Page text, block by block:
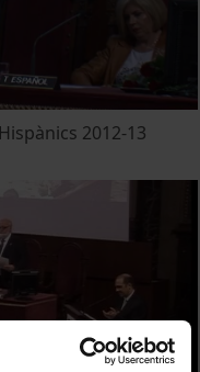
2012-13